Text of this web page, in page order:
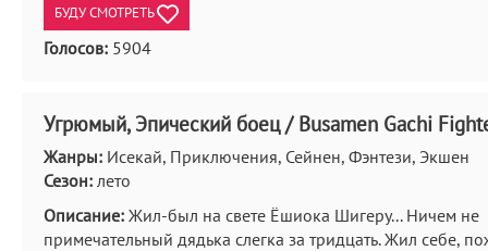
БУДУ СМОТРЕТЬ
Голосов: 5904
Угрюмый, Эпический боец / Busamen Gachi
Жанры: Исекай, Приключения, Сейнен, Фэнтези, Экшен
Сезон: лето
Описание: Жил-был на свете Ёшиока Шигеру... Ничем не
примечательный дядька слегка за тридцать. Жил себе,